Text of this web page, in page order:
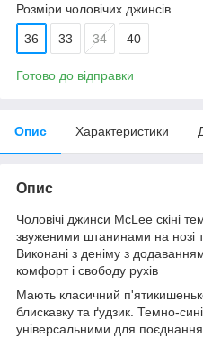
Розміри чоловічих джинсів
36 33 34 40
Готово до відправки
Опис Характеристики
Опис
Чоловічі джинси McLee скіні
звуженими штанинами на нозі
Виконані з деніму з
комфорт і свободу рухів
Мають класичний
блискавку та ґудзик. Темно-
універсальними для